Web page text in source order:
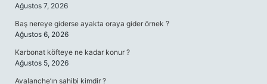
Ağustos 7, 2026
Baş nereye giderse ayakta oraya gider örnek ?
Ağustos 6, 2026
Karbonat köfteye ne kadar konur ?
Ağustos 5, 2026
Avalanche’ın sahibi kimdir ?